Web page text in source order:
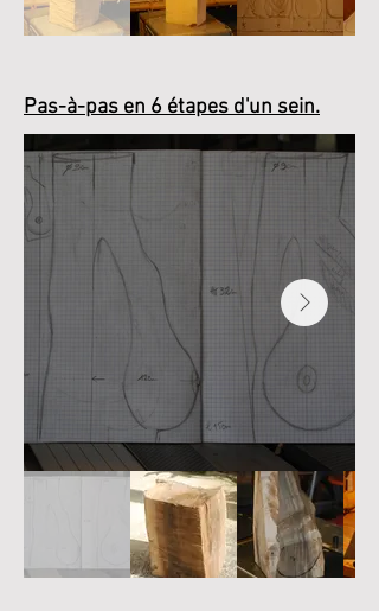
Pas-à-pas en 6 étapes d'un sein.